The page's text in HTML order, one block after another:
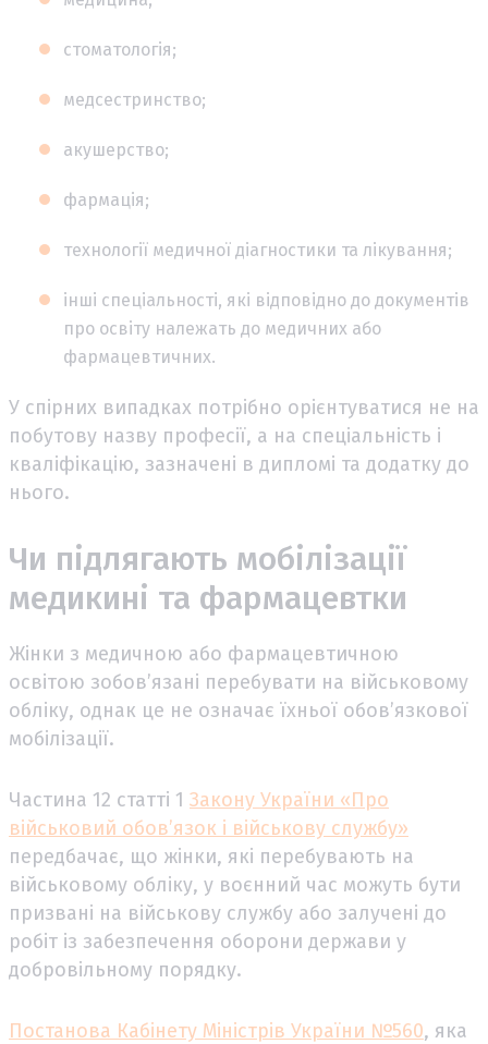
стоматологія;
медсестринство;
акушерство;
фармація;
технології медичної діагностики та лікування;
інші спеціальності, які відповідно до документів
про освіту належать до медичних або
фармацевтичних.
У спірних випадках потрібно орієнтуватися не на
побутову назву професії, а на спеціальність і
кваліфікацію, зазначені в дипломі та додатку до
нього.
Чи підлягають мобілізації
медикині та фармацевтки
Жінки з медичною або фармацевтичною
освітою зобов’язані перебувати на військовому
обліку, однак це не означає їхньої обов’язкової
мобілізації.
Частина 12 статті 1 Закону України «Про
військовий обов’язок і військову службу»
передбачає, що жінки, які перебувають на
військовому обліку, у воєнний час можуть бути
призвані на військову службу або залучені до
робіт із забезпечення оборони держави у
добровільному порядку.
Постанова Кабінету Міністрів України №560, яка